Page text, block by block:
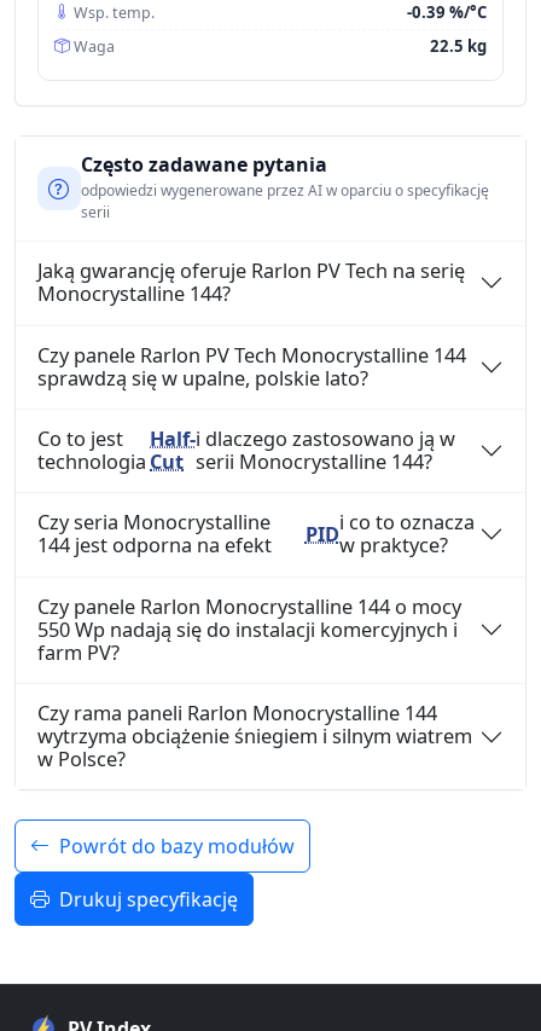
Wsp. temp. -0.39 %/°C
Waga 22.5 kg
Często zadawane pytania
odpowiedzi wygenerowane przez AI w oparciu o specyfikację
serii
Jaką gwarancję oferuje Rarlon PV Tech na serię
Monocrystalline 144?
Czy panele Rarlon PV Tech Monocrystalline 144
sprawdzą się w upalne, polskie lato?
Co to jest
technologia
Half-
Cut
i dlaczego zastosowano ją w
serii Monocrystalline 144?
Czy seria Monocrystalline
144 jest odporna na efekt
PIDi co to oznacza
w praktyce?
Czy panele Rarlon Monocrystalline 144 o mocy
550 Wp nadają się do instalacji komercyjnych i
farm PV?
Czy rama paneli Rarlon Monocrystalline 144
wytrzyma obciążenie śniegiem i silnym wiatrem
w Polsce?
Powrót do bazy modułów
Drukuj specyfikację